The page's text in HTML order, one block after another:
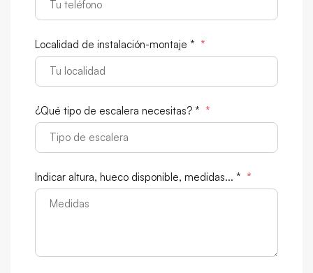
Localidad de instalación-montaje * *
¿Qué tipo de escalera necesitas? * *
Indicar altura, hueco disponible, medidas... * *